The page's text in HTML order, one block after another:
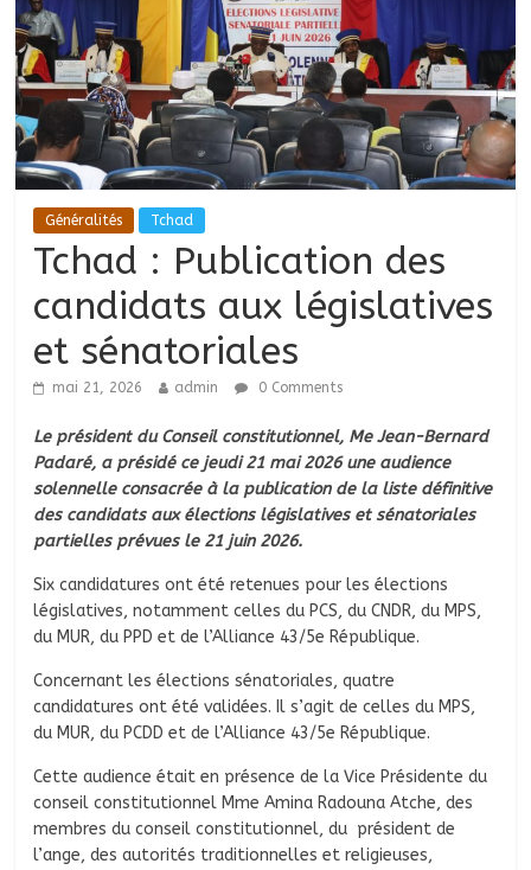
Généralités Tchad
Tchad : Publication des
candidats aux législatives
et sénatoriales
mai 21, 2026 admin 0 Comments
Le président du Conseil constitutionnel, Me Jean-Bernard
Padaré, a présidé ce jeudi 21 mai 2026 une audience
solennelle consacrée à la publication de la liste définitive
des candidats aux élections législatives et sénatoriales
partielles prévues le 21 juin 2026.
Six candidatures ont été retenues pour les élections
législatives, notamment celles du PCS, du CNDR, du MPS,
du MUR, du PPD et de l’Alliance 43/5e République.
Concernant les élections sénatoriales, quatre
candidatures ont été validées. Il s’agit de celles du MPS,
du MUR, du PCDD et de l’Alliance 43/5e République.
Cette audience était en présence de la Vice Présidente du
conseil constitutionnel Mme Amina Radouna Atche, des
membres du conseil constitutionnel, du président de
l’ange, des autorités traditionnelles et religieuses,